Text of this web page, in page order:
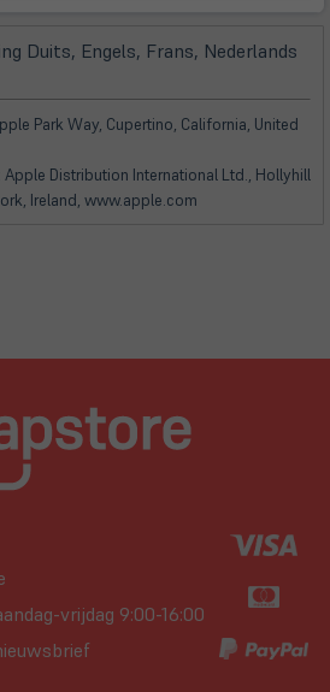
Duits, Engels, Frans, Nederlands
Park Way, Cupertino, California, United
Distribution International Ltd., Hollyhill
Ireland, www.apple.com
vrijdag 9:00-16:00